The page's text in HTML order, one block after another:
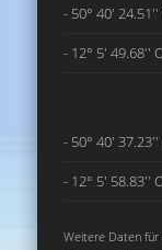
- 50° 40' 24.51''
- 12° 5' 49.68''
- 50° 40' 37.23''
- 12° 5' 58.83''
Weitere Daten